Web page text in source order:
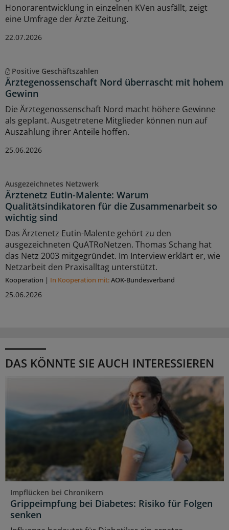
Honorarentwicklung in einzelnen KVen ausfällt, zeigt
eine Umfrage der Ärzte Zeitung.
22.07.2026
Positive Geschäftszahlen
Ärztegenossenschaft Nord überrascht mit hohem
Gewinn
Die Ärztegenossenschaft Nord macht höhere Gewinne
als geplant. Ausgetretene Mitglieder können nun auf
Auszahlung ihrer Anteile hoffen.
25.06.2026
Ausgezeichnetes Netzwerk
Ärztenetz Eutin-Malente: Warum
Qualitätsindikatoren für die Zusammenarbeit so
wichtig sind
Das Ärztenetz Eutin-Malente gehört zu den
ausgezeichneten QuATRoNetzen. Thomas Schang hat
das Netz 2003 mitgegründet. Im Interview erklärt er, wie
Netzarbeit den Praxisalltag unterstützt.
Kooperation | In Kooperation mit:AOK-Bundesverband
25.06.2026
DAS KÖNNTE SIE AUCH INTERESSIEREN
Impflücken bei Chronikern
Grippeimpfung bei Diabetes: Risiko für Folgen
senken